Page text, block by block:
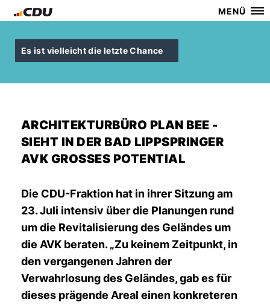
MENÜ
Es ist vielleicht die letzte Chance
ARCHITEKTURBÜRO PLAN BEE -
SIEHT IN DER BAD LIPPSPRINGER
AVK GROSSES POTENTIAL
Die CDU-Fraktion hat in ihrer Sitzung am
23. Juli intensiv über die Planungen rund
um die Revitalisierung des Geländes um
die AVK beraten. „Zu keinem Zeitpunkt, in
den vergangenen Jahren der
Verwahrlosung des Geländes, gab es für
dieses prägende Areal einen konkreteren